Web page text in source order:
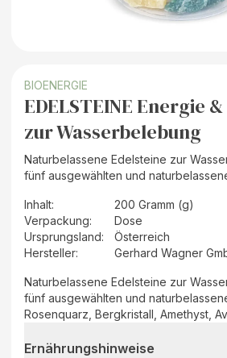
BIOENERGIE
EDELSTEINE Energie
zur Wasserbelebung
Naturbelassene Edelsteine zur
fünf ausgewählten und
Inhalt:
200 Gramm (g)
Verpackung:
Dose
Ursprungsland:
Österreich
Hersteller: Gerhard Wagner
Naturbelassene Edelsteine zur
fünf ausgewählten und
Rosenquarz, Bergkristall, Amethyst,
Ernährungshinweise